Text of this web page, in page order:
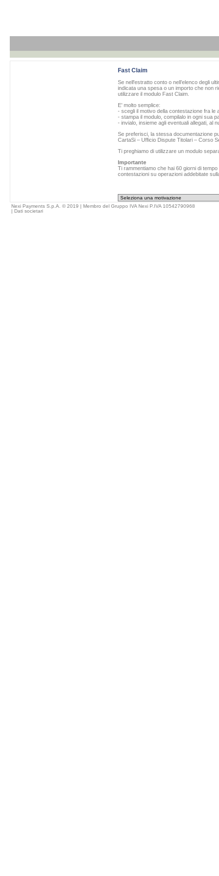
Fast Claim
Se nell'estratto conto o nell’elenco degli
indicata una spesa o un importo che non
utilizzare il modulo Fast Claim.
E’ molto semplice:
- scegli il motivo della contestazione fra le
- stampa il modulo, compilalo in ogni sua
- invialo, insieme agli eventuali allegati, al
Se preferisci, la stessa documentazione
CartaSi – Ufficio Dispute Titolari – Corso
Ti preghiamo di utilizzare un modulo
Importante
Ti rammentiamo che hai 60 giorni di
contestazioni su operazioni addebitate
Nexi Payments S.p.A. © 2019 | Membro del Gruppo IVA Nexi P.IVA 10542790968
| Dati societari